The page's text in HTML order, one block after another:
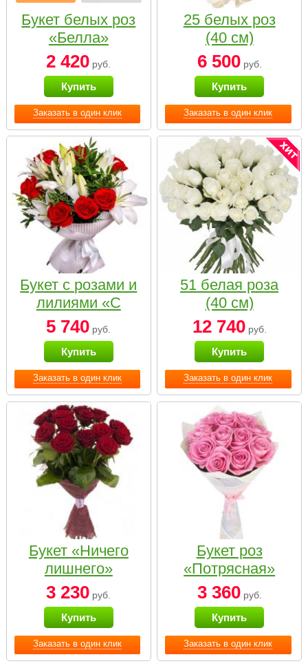
Заказать в один клик
Букет белых роз
«Белла»
2 420 руб.
Купить
Заказать в один клик
25 белых роз
(40 см)
6 500руб.
Купить
Заказать в один клик
Букет с розами и
лилиями «С
наилучшими
пожеланиями»
5 740 руб.
Купить
Заказать в один клик
51 белая роза
(40 см)
12 740руб.
Купить
Заказать в один клик
Букет «Ничего
лишнего»
3 230 руб.
Купить
Заказать в один клик
Букет роз
«Потрясная»
3 360руб.
Купить